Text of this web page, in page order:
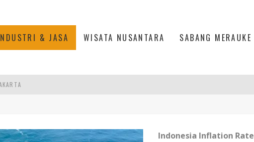
& JASA WISATA NUSANTARA SABANG MERAUKE
JAKARTA
Indonesia Inflation Rate